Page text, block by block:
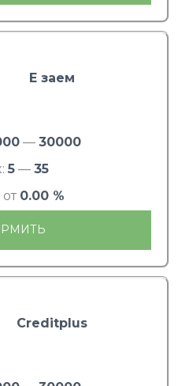
Е заем
— 30000
5— 35
от 0.00 %
Creditplus